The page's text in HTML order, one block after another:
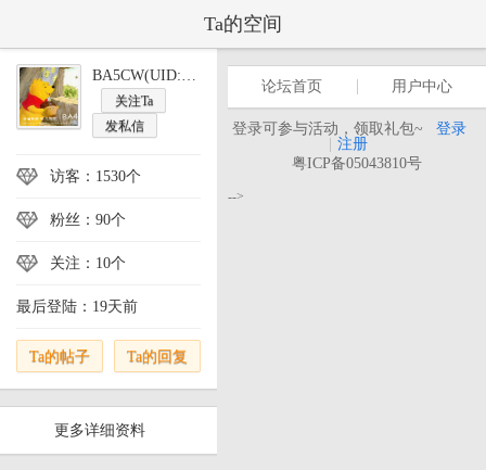
Ta的空间
BA5CW(UID:18170)
关注Ta
发私信
访客：1530个
粉丝：90个
关注：10个
最后登陆：19天前
Ta的帖子 Ta的回复
更多详细资料
论坛首页 用户中心
登录可参与活动，领取礼包~
登录
注册
粤ICP备05043810号
-->